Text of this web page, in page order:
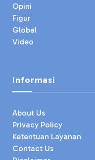
Opini
Figur
Global
Video
Informasi
About Us
Privacy Policy
Ketentuan Layanan
Contact Us